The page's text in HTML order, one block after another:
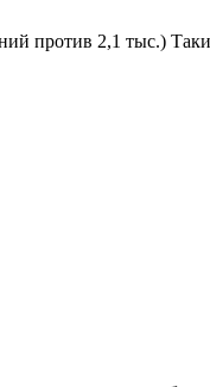
против 2,1 тыс.)